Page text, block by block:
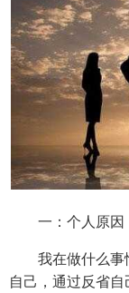
一：个人原因
我在做什么事情
自己，通过反省